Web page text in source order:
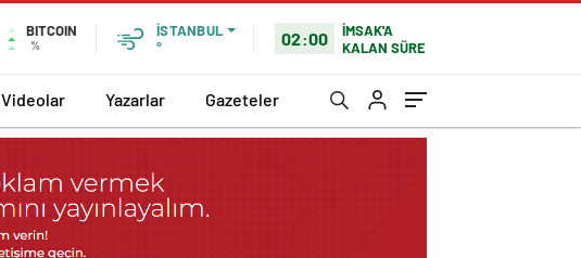
BITCOIN
%
İSTANBUL
°
02:00
İMSAK'A
KALAN SÜRE
Videolar Yazarlar Gazeteler